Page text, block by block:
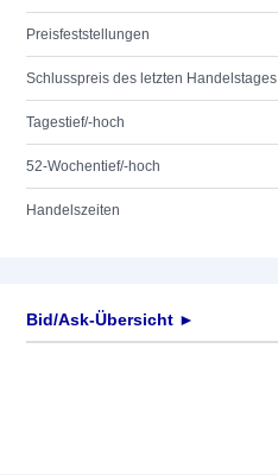
Preisfeststellungen
Schlusspreis des letzten Handelstages
Tagestief/-hoch
52-Wochentief/-hoch
Handelszeiten
Bid/Ask-Übersicht ►